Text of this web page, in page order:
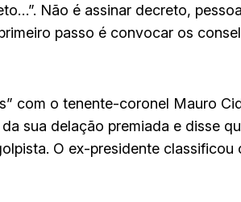
Não é assinar decreto,
passo é convocar os
com o tenente-coronel Mauro
sua delação premiada e disse
O ex-presidente classificou